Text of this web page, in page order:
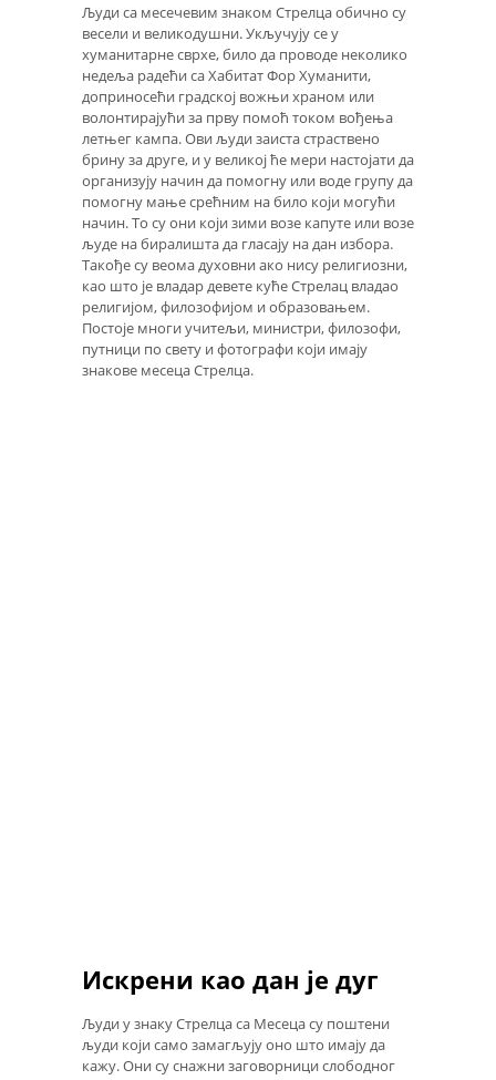
Људи са месечевим знаком Стрелца обично су
весели и великодушни. Укључују се у
хуманитарне сврхе, било да проводе неколико
недеља радећи са Хабитат Фор Хуманити,
доприносећи градској вожњи храном или
волонтирајући за прву помоћ током вођења
летњег кампа. Ови људи заиста страствено
брину за друге, и у великој ће мери настојати да
организују начин да помогну или воде групу да
помогну мање срећним на било који могући
начин. То су они који зими возе капуте или возе
људе на биралишта да гласају на дан избора.
Такође су веома духовни ако нису религиозни,
као што је владар девете куће Стрелац владао
религијом, филозофијом и образовањем.
Постоје многи учитељи, министри, филозофи,
путници по свету и фотографи који имају
знакове месеца Стрелца.
Искрени као дан је дуг
Људи у знаку Стрелца са Месеца су поштени
људи који само замагљују оно што имају да
кажу. Они су снажни заговорници слободног